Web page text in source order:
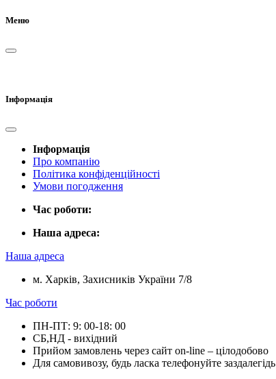
Меню
Інформація
Інформація
Про компанію
Політика конфіденційності
Умови погодження
Час роботи:
Наша адреса:
Наша адреса
м. Харків, Захисників України 7/8
Час роботи
ПН-ПТ: 9: 00-18: 00
СБ,НД - вихідний
Прийом замовлень через сайт on-line – цілодобово
Для самовивозу, будь ласка телефонуйте заздалегідь